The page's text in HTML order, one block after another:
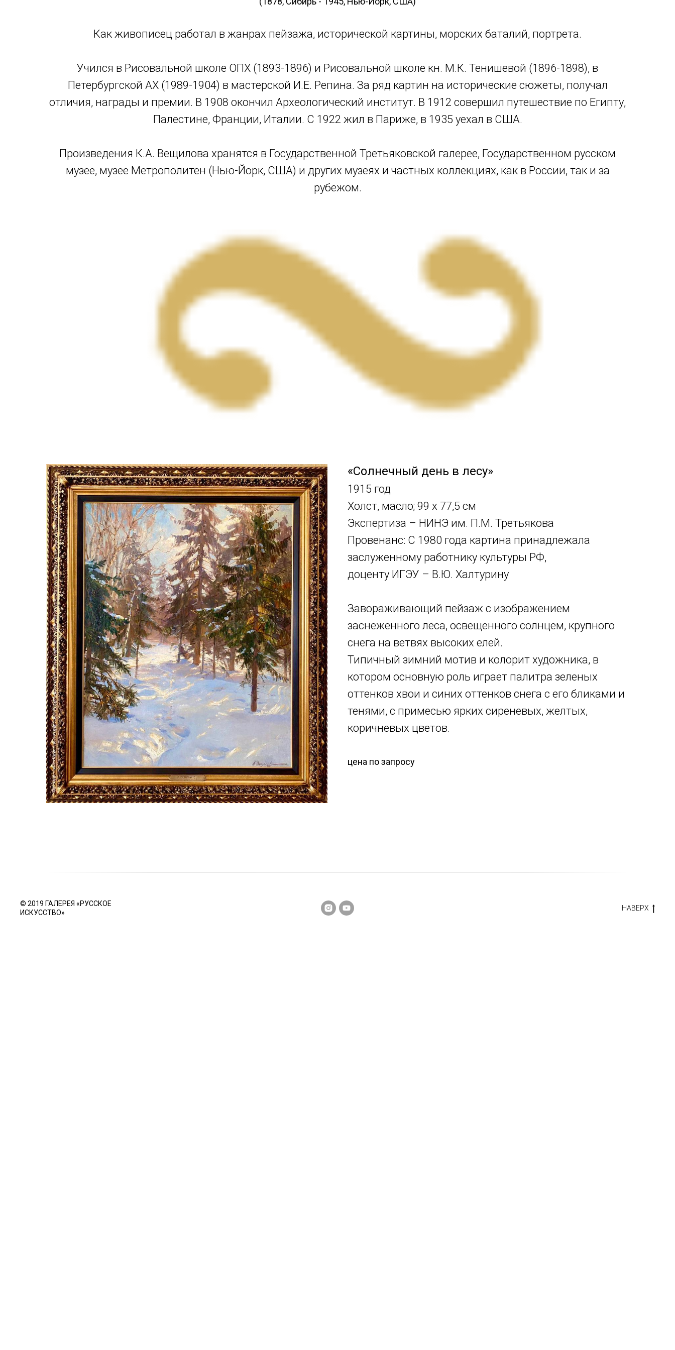
Как живописец работал в жанрах пейзажа, исторической картины, морских баталий, портрета.
Учился в Рисовальной школе ОПХ (1893-1896) и Рисовальной школе кн. М.К. Тенишевой (1896-1898), в
Петербургской АХ (1989-1904) в мастерской И.Е. Репина. За ряд картин на исторические сюжеты, получал
отличия, награды и премии. В 1908 окончил Археологический институт. В 1912 совершил путешествие по Египту,
Палестине, Франции, Италии. С 1922 жил в Париже, в 1935 уехал в США.
Произведения К.А. Вещилова хранятся в Государственной Третьяковской галерее, Государственном русском
музее, музее Метрополитен (Нью-Йорк, США) и других музеях и частных коллекциях, как в России, так и за
рубежом.
«Солнечный день в лесу»
1915 год
Холст, масло; 99 х 77,5 см
Экспертиза – НИНЭ им. П.М. Третьякова
Провенанс: С 1980 года картина принадлежала
заслуженному работнику культуры РФ,
доценту ИГЭУ – В.Ю. Халтурину
Завораживающий пейзаж с изображением
заснеженного леса, освещенного солнцем, крупного
снега на ветвях высоких елей.
Типичный зимний мотив и колорит художника, в
котором основную роль играет палитра зеленых
оттенков хвои и синих оттенков снега с его бликами и
тенями, с примесью ярких сиреневых, желтых,
коричневых цветов.
цена по запросу
© 2019 ГАЛЕРЕЯ «РУССКОЕ
ИСКУССТВО»
НАВЕРХ